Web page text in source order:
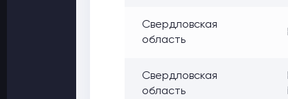
Свердловская
область
Свердловская
область